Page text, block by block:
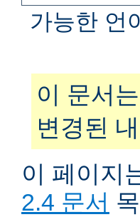
가능한 언
이 문서
변경된
이 페이지
2.4 문서